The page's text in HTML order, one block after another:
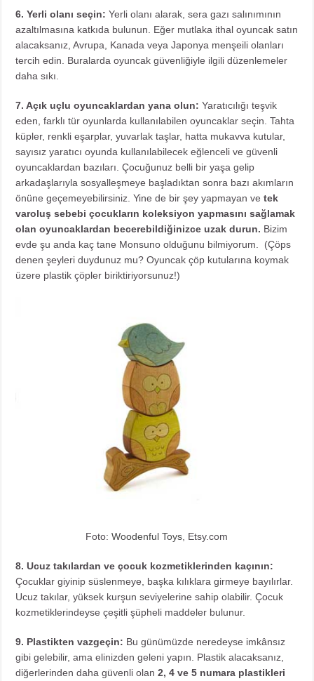
6. Yerli olanı seçin: Yerli olanı alarak, sera gazı salınımının
azaltılmasına katkıda bulunun. Eğer mutlaka ithal oyuncak satın
alacaksanız, Avrupa, Kanada veya Japonya menşeili olanları
tercih edin. Buralarda oyuncak güvenliğiyle ilgili düzenlemeler
daha sıkı.
7. Açık uçlu oyuncaklardan yana olun: Yaratıcılığı teşvik
eden, farklı tür oyunlarda kullanılabilen oyuncaklar seçin. Tahta
küpler, renkli eşarplar, yuvarlak taşlar, hatta mukavva kutular,
sayısız yaratıcı oyunda kullanılabilecek eğlenceli ve güvenli
oyuncaklardan bazıları. Çocuğunuz belli bir yaşa gelip
arkadaşlarıyla sosyalleşmeye başladıktan sonra bazı akımların
önüne geçemeyebilirsiniz. Yine de bir şey yapmayan vetek
varoluş sebebi çocukların koleksiyon yapmasını sağlamak
olan oyuncaklardan becerebildiğinizce uzak durun. Bizim
evde şu anda kaç tane Monsuno olduğunu bilmiyorum. (Çöps
denen şeyleri duydunuz mu? Oyuncak çöp kutularına koymak
üzere plastik çöpler biriktiriyorsunuz!)
Foto:Woodenful Toys , Etsy.com
8. Ucuz takılardan ve çocuk kozmetiklerinden kaçının:
Çocuklar giyinip süslenmeye, başka kılıklara girmeye bayılırlar.
Ucuz takılar, yüksek kurşun seviyelerine sahip olabilir. Çocuk
kozmetiklerindeyse çeşitli şüpheli maddeler bulunur.
9. Plastikten vazgeçin: Bu günümüzde neredeyse imkânsız
gibi gelebilir, ama elinizden geleni yapın. Plastik alacaksanız,
diğerlerinden daha güvenli olan2, 4 ve 5 numara plastikleri